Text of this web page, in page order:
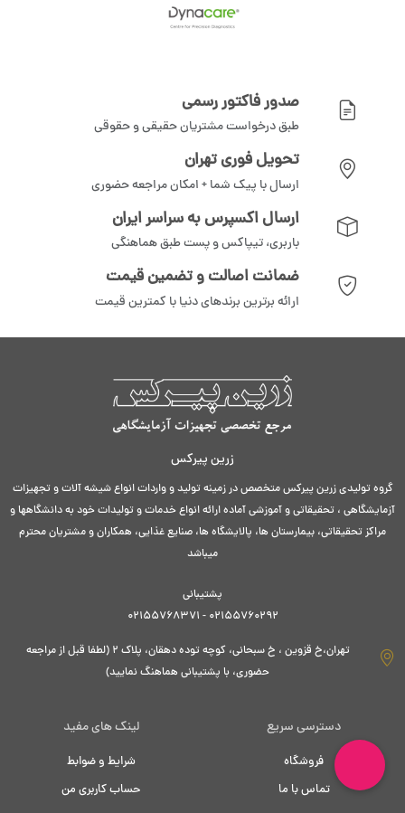
صدور فاکتور رسمی
طبق درخواست مشتریان حقیقی و حقوقی
تحویل فوری تهران
ارسال با پیک شما + امکان مراجعه حضوری
ارسال اکسپرس به سراسر ایران
باربری، تیپاکس و پست طبق هماهنگی
ضمانت اصالت و تضمین قیمت
ارائه برترین برندهای دنیا با کمترین قیمت
زرین پیرکس
گروه تولیدی زرین پیرکس متخصص در زمینه تولید و واردات انواع شیشه آلات و تجهیزات
آزمایشگاهی ، تحقیقاتی و آموزشی آماده ارائه انواع خدمات و تولیدات خود به دانشگاهها و
مراکز تحقیقاتی، بیمارستان ها، پالایشگاه ها، صنایع غذایی، همکاران و مشتریان محترم
میباشد
پشتیبانی
02155760292 - 02155768371
تهران،خ قزوین ، خ سبحانی، کوچه توده دهقان، پلاک ۲ (لطفا قبل از مراجعه
حضوری، با پشتیبانی هماهنگ نمایید)
دسترسی سریع
فروشگاه
تماس با ما
لینک های مفید
شرایط و ضوابط
حساب کاربری من